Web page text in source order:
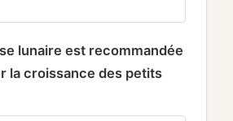
lunaire est recommandée
la croissance des petits